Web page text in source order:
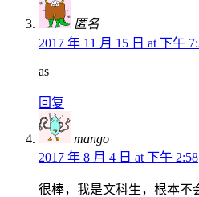
匿名
2017 年 11 月 15 日 at 下午
as
回复
mango
2017 年 8 月 4 日 at 下午 2:58
很棒，我是文科生，根本不